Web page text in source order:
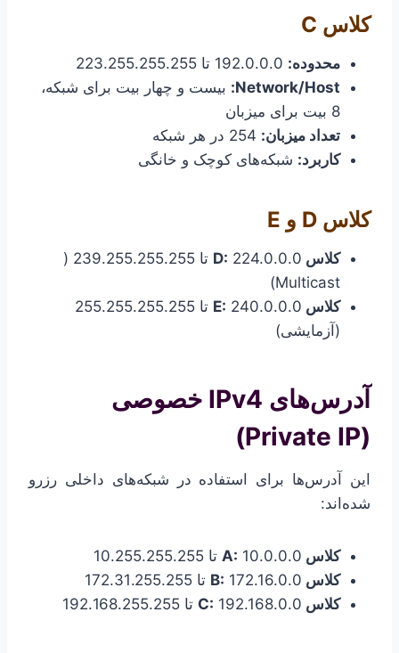
کلاس C
محدوده:
Network/Host: بیست و چهار بیت برای شبکه،
8 بیت برای میزبان
تعداد میزبان:
کاربرد: شبکه‌های کوچک و خانگی
کلاس D و E
کلاس D:
224.0.0.0 تا 239.255.255.255 (
Multicast)
کلاس E:
240.0.0.0 تا 255.255.255.255
(آزمایشی)
آدرس‌های IPv4 خصوصی
(Private IP)
این آدرس‌ها برای استفاده در شبکه‌های داخلی رزرو
شده‌اند:
کلاس A: 10.0.0.0 تا 10.255.255.255
کلاس B: 172.16.0.0 تا 172.31.255.255
کلاس C: 192.168.0.0 تا 192.168.255.255